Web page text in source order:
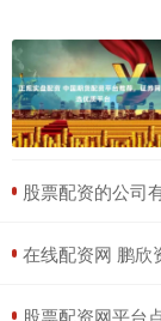
股票配资的公司
在线配资网 鹏欣
股票配资网平台